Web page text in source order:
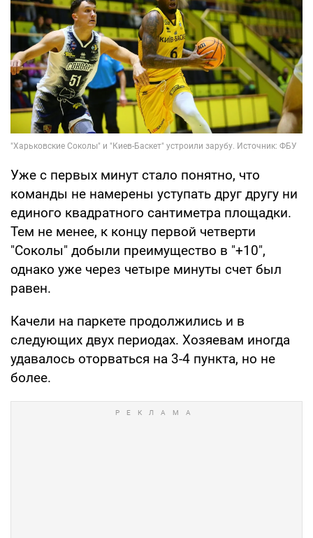
Уже с первых минут стало понятно, что
команды не намерены уступать друг другу ни
единого квадратного сантиметра площадки.
Тем не менее, к концу первой четверти
"Соколы" добыли преимущество в "+10",
однако уже через четыре минуты счет был
равен.
Качели на паркете продолжились и в
следующих двух периодах. Хозяевам иногда
удавалось оторваться на 3-4 пункта, но не
более.